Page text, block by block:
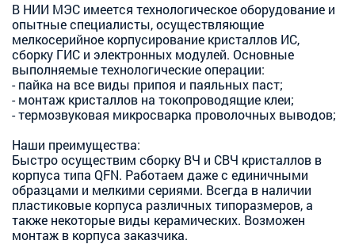
В НИИ МЭС имеется технологическое оборудование и
опытные специалисты, осуществляющие
мелкосерийное корпусирование кристаллов ИС,
сборку ГИС и электронных модулей. Основные
выполняемые технологические операции:
- пайка на все виды припоя и паяльных паст;
- монтаж кристаллов на токопроводящие клеи;
- термозвуковая микросварка проволочных выводов;
Наши преимущества:
Быстро осуществим сборку ВЧ и СВЧ кристаллов в
корпуса типа QFN. Работаем даже с единичными
образцами и мелкими сериями. Всегда в наличии
пластиковые корпуса различных типоразмеров, а
также некоторые виды керамических. Возможен
монтаж в корпуса заказчика.